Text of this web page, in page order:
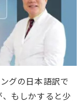
グの日本語訳で
もしかすると少